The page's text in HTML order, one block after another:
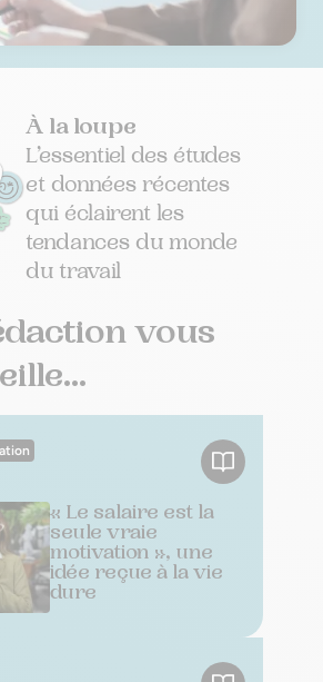
À la loupe
L’essentiel des études
et données récentes
qui éclairent les
tendances du monde
du travail
vous
« Le salaire est la
seule vraie
motivation », une
idée reçue à la vie
dure